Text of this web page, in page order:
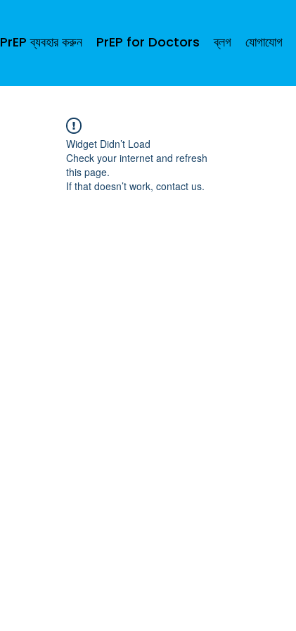
PrEP ব্যবহার করুন PrEP for Doctors ব্লগ যোগাযোগ
Widget Didn’t Load
Check your internet and refresh
this page.
If that doesn’t work, contact us.